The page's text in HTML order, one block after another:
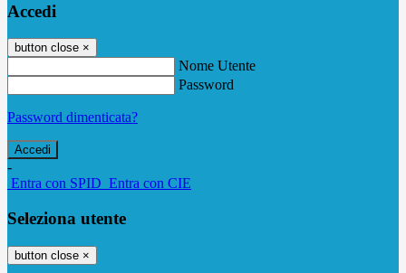
Accedi
button close ×
Nome Utente
Password
Password dimenticata?
-
Entra con SPID Entra con CIE
Seleziona utente
button close ×